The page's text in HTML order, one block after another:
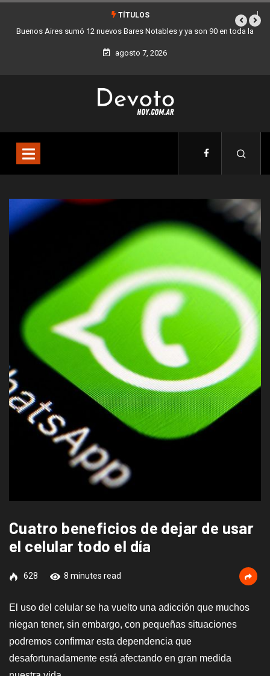
TÍTULOS
Los stands móviles de la Ciudad llegan esta semana a Villa Devoto
agosto 7, 2026
Cuatro beneficios de dejar de usar
el celular todo el día
628 8 minutes read
El uso del celular se ha vuelto una adicción que muchos
niegan tener, sin embargo, con pequeñas situaciones
podremos confirmar esta dependencia que
desafortunadamente está afectando en gran medida